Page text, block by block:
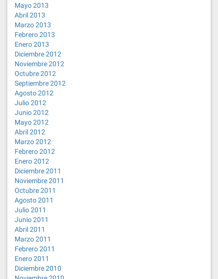
Mayo 2013
Abril 2013
Marzo 2013
Febrero 2013
Enero 2013
Diciembre 2012
Noviembre 2012
Octubre 2012
Septiembre 2012
Agosto 2012
Julio 2012
Junio 2012
Mayo 2012
Abril 2012
Marzo 2012
Febrero 2012
Enero 2012
Diciembre 2011
Noviembre 2011
Octubre 2011
Agosto 2011
Julio 2011
Junio 2011
Abril 2011
Marzo 2011
Febrero 2011
Enero 2011
Diciembre 2010